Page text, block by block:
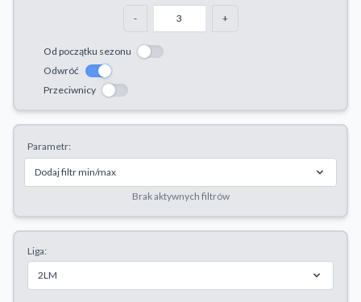
- +
Od początku sezonu
Odwróć
Przeciwnicy
Parametr:
Dodaj filtr min/max
Brak aktywnych filtrów
Liga:
2LM
Odrzuć wszystkie
Zapisz preferencje